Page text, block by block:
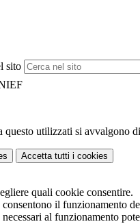
sito
questo utilizzati si avvalgono
Accetta tutti i cookies
quali cookie consentire.
il funzionamento
al funzionamento